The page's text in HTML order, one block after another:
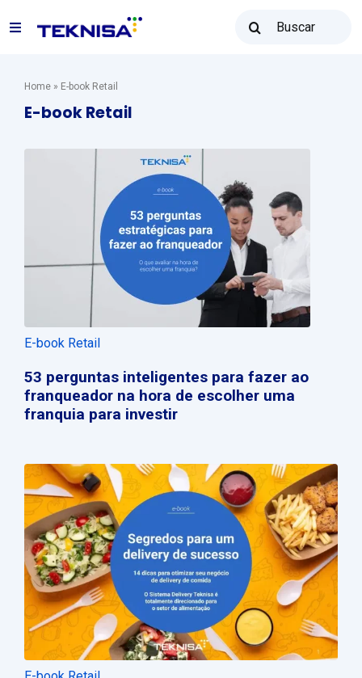
para
resultados
Navegação
Soluções
Vendas: (31) 2122-2300
Home» E-book Retail
E-book Retail
E-book Retail
53 perguntas inteligentes para fazer ao
franqueador na hora de escolher uma
franquia para investir